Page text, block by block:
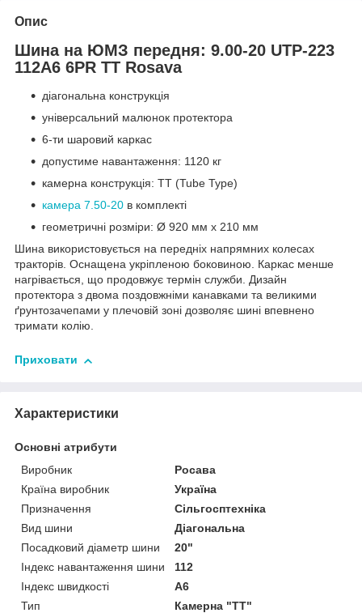
Опис
Шина на ЮМЗ передня: 9.00-20 UTP-223
112A6 6PR TT Rosava
діагональна конструкція
універсальний малюнок протектора
6-ти шаровий каркас
допустиме навантаження: 1120 кг
камерна конструкція: TT (Tube Type)
камера 7.50-20 в комплекті
геометричні розміри: Ø 920 мм x 210 мм
Шина використовується на передніх напрямних колесах
тракторів. Оснащена укріпленою боковиною. Каркас менше
нагрівається, що продовжує термін служби. Дизайн
протектора з двома поздовжніми канавками та великими
ґрунтозачепами у плечовій зоні дозволяє шині впевнено
тримати колію.
Приховати
Характеристики
Основні атрибути
Виробник
Росава
Країна виробник
Україна
Призначення
Сільгосптехніка
Вид шини
Діагональна
Посадковий діаметр шини
20"
Індекс навантаження шини
112
Індекс швидкості
A6
Тип
Камерна "TT"